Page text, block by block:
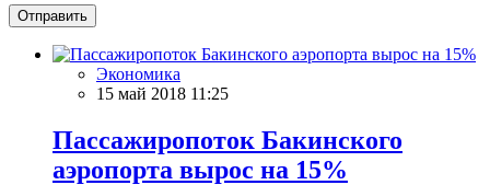
Отправить
Экономика
15 май 2018 11:25
Пассажиропоток Бакинского
аэропорта вырос на 15%